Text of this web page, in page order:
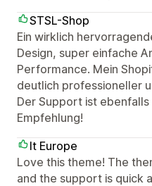
STSL-Shop
Ein wirklich
Design, super einfache
Performance. Mein
deutlich professioneller
Der Support ist
Empfehlung!
It Europe
Love this theme! The
and the support is quick